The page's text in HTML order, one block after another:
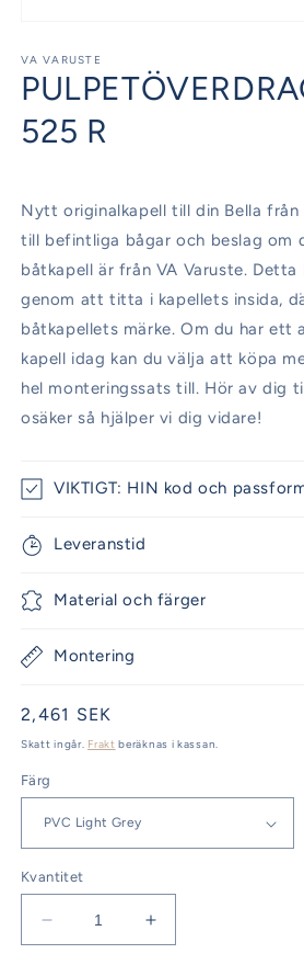
1
i
modalfönster
VA VARUSTE
525 R
Nytt originalkapell till din Bella från
till befintliga bågar och beslag om
båtkapell är från VA Varuste. Detta
genom att titta i kapellets insida,
båtkapellets märke. Om du har ett
kapell idag kan du välja att köpa
hel monteringssats till. Hör av dig
osäker så hjälper vi dig vidare!
VIKTIGT: HIN kod och
Leveranstid
Material och färger
Montering
Ordinarie
pris
2,461 SEK
Skatt ingår. Frakt beräknas i kassan.
Färg
Kvantitet
Minska
kvantitet
Öka
kvantitet